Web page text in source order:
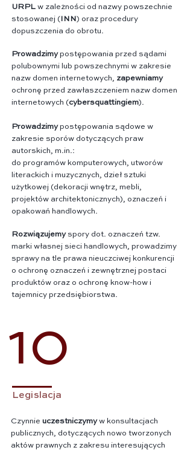
URPL w zależności od nazwy powszechnie
stosowanej (INN) oraz procedury
dopuszczenia do obrotu.
Prowadzimypostępowania przed sądami
polubownymi lub powszechnymi w zakresie
nazw domen internetowych, zapewniamy
ochronę przed zawłaszczeniem nazw domen
internetowych (cybersquattingiem).
Prowadzimypostępowania sądowe w
zakresie sporów dotyczących praw
autorskich, m.in.:
do programów komputerowych, utworów
literackich i muzycznych, dzieł sztuki
użytkowej (dekoracji wnętrz, mebli,
projektów architektonicznych), oznaczeń i
opakowań handlowych.
Rozwiązujemyspory dot. oznaczeń tzw.
marki własnej sieci handlowych, prowadzimy
sprawy na tle prawa nieuczciwej konkurencji
o ochronę oznaczeń i zewnętrznej postaci
produktów oraz o ochronę know-how i
tajemnicy przedsiębiorstwa.
Legislacja
10
Czynnie uczestniczymyw konsultacjach
publicznych, dotyczących nowo tworzonych
aktów prawnych z zakresu interesujących